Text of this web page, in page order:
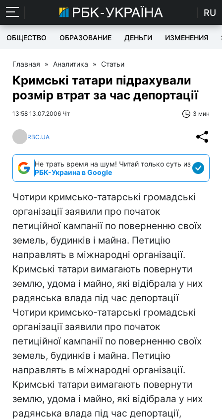
RU
ОБЩЕСТВО ОБРАЗОВАНИЕ ДЕНЬГИ ИЗМЕНЕНИЯ
Главная » Аналитика » Статьи
Кримські татари підрахували
розмір втрат за час депортації
13:58 13.07.2006 Чт 3 мин
RBC.UA
Не трать время на шум! Читай только суть из
РБК-Украина в Google
Чотири кримсько-татарські громадські
організації заявили про початок
петиційної кампанії по поверненню своїх
земель, будинків і майна. Петицію
направлять в міжнародні організації.
Кримські татари вимагають повернути
землю, удома і майно, які відібрала у них
радянська влада під час депортації
Чотири кримсько-татарські громадські
організації заявили про початок
петиційної кампанії по поверненню своїх
земель, будинків і майна. Петицію
направлять в міжнародні організації.
Кримські татари вимагають повернути
землю, удома і майно, які відібрала у них
радянська влада під час депортації,